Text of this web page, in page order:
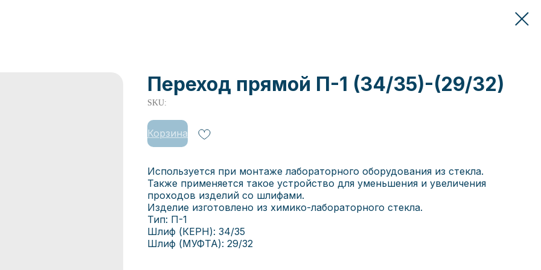
Переход прямой П-1 (34/35)-(29/32)
SKU:
Корзина
Используется при монтаже лабораторного оборудования из стекла.
Также применяется такое устройство для уменьшения и увеличения
проходов изделий со шлифами.
Изделие изготовлено из химико-лабораторного стекла.
Тип: П-1
Шлиф (КЕРН): 34/35
Шлиф (МУФТА): 29/32